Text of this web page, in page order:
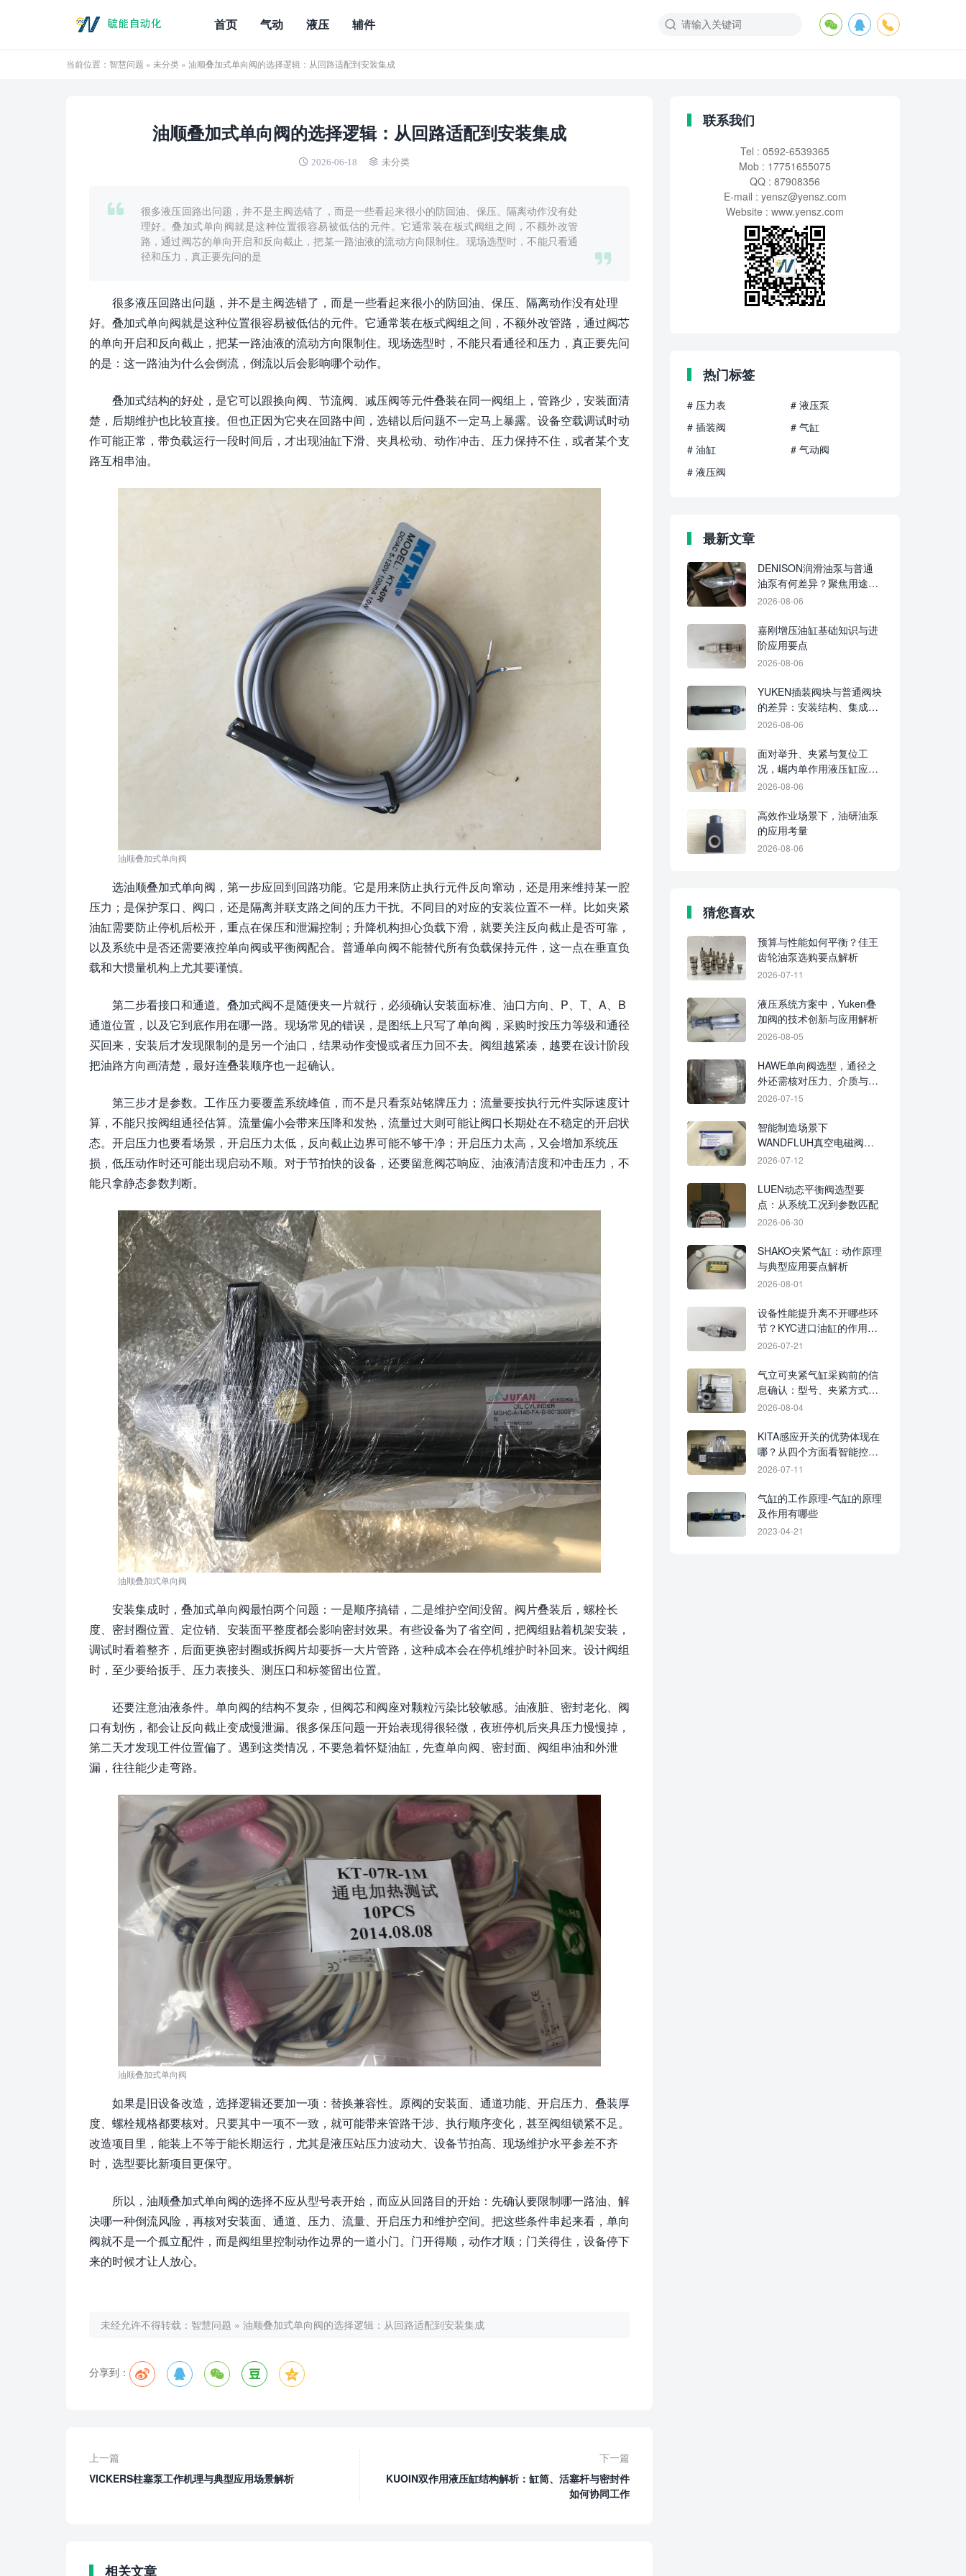
首页 气动 液压 辅件
当前位置： 智慧问题 » 未分类 » 油顺叠加式单向阀的选择逻辑：从回路适配到安装集成
油顺叠加式单向阀的选择逻辑：从回路适配到安装集成
2026-06-18 未分类
很多液压回路出问题，并不是主阀选错了，而是一些看起来很小的防回油、保压、隔离动作没有处
理好。叠加式单向阀就是这种位置很容易被低估的元件。它通常装在板式阀组之间，不额外改管
路，通过阀芯的单向开启和反向截止，把某一路油液的流动方向限制住。现场选型时，不能只看通
径和压力，真正要先问的是
很多液压回路出问题，并不是主阀选错了，而是一些看起来很小的防回油、保压、隔离动作没有处理
好。叠加式单向阀就是这种位置很容易被低估的元件。它通常装在板式阀组之间，不额外改管路，通过阀芯
的单向开启和反向截止，把某一路油液的流动方向限制住。现场选型时，不能只看通径和压力，真正要先问
的是：这一路油为什么会倒流，倒流以后会影响哪个动作。
叠加式结构的好处，是它可以跟换向阀、节流阀、减压阀等元件叠装在同一阀组上，管路少，安装面清
楚，后期维护也比较直接。但也正因为它夹在回路中间，选错以后问题不一定马上暴露。设备空载调试时动
作可能正常，带负载运行一段时间后，才出现油缸下滑、夹具松动、动作冲击、压力保持不住，或者某个支
路互相串油。
油顺叠加式单向阀
选油顺叠加式单向阀，第一步应回到回路功能。它是用来防止执行元件反向窜动，还是用来维持某一腔
压力；是保护泵口、阀口，还是隔离并联支路之间的压力干扰。不同目的对应的安装位置不一样。比如夹紧
油缸需要防止停机后松开，重点在保压和泄漏控制；升降机构担心负载下滑，就要关注反向截止是否可靠，
以及系统中是否还需要液控单向阀或平衡阀配合。普通单向阀不能替代所有负载保持元件，这一点在垂直负
载和大惯量机构上尤其要谨慎。
第二步看接口和通道。叠加式阀不是随便夹一片就行，必须确认安装面标准、油口方向、P、T、A、B
通道位置，以及它到底作用在哪一路。现场常见的错误，是图纸上只写了单向阀，采购时按压力等级和通径
买回来，安装后才发现限制的是另一个油口，结果动作变慢或者压力回不去。阀组越紧凑，越要在设计阶段
把油路方向画清楚，最好连叠装顺序也一起确认。
第三步才是参数。工作压力要覆盖系统峰值，而不是只看泵站铭牌压力；流量要按执行元件实际速度计
算，不能只按阀组通径估算。流量偏小会带来压降和发热，流量过大则可能让阀口长期处在不稳定的开启状
态。开启压力也要看场景，开启压力太低，反向截止边界可能不够干净；开启压力太高，又会增加系统压
损，低压动作时还可能出现启动不顺。对于节拍快的设备，还要留意阀芯响应、油液清洁度和冲击压力，不
能只拿静态参数判断。
油顺叠加式单向阀
安装集成时，叠加式单向阀最怕两个问题：一是顺序搞错，二是维护空间没留。阀片叠装后，螺栓长
度、密封圈位置、定位销、安装面平整度都会影响密封效果。有些设备为了省空间，把阀组贴着机架安装，
调试时看着整齐，后面更换密封圈或拆阀片却要拆一大片管路，这种成本会在停机维护时补回来。设计阀组
时，至少要给扳手、压力表接头、测压口和标签留出位置。
还要注意油液条件。单向阀的结构不复杂，但阀芯和阀座对颗粒污染比较敏感。油液脏、密封老化、阀
口有划伤，都会让反向截止变成慢泄漏。很多保压问题一开始表现得很轻微，夜班停机后夹具压力慢慢掉，
第二天才发现工件位置偏了。遇到这类情况，不要急着怀疑油缸，先查单向阀、密封面、阀组串油和外泄
漏，往往能少走弯路。
油顺叠加式单向阀
如果是旧设备改造，选择逻辑还要加一项：替换兼容性。原阀的安装面、通道功能、开启压力、叠装厚
度、螺栓规格都要核对。只要其中一项不一致，就可能带来管路干涉、执行顺序变化，甚至阀组锁紧不足。
改造项目里，能装上不等于能长期运行，尤其是液压站压力波动大、设备节拍高、现场维护水平参差不齐
时，选型要比新项目更保守。
所以，油顺叠加式单向阀的选择不应从型号表开始，而应从回路目的开始：先确认要限制哪一路油、解
决哪一种倒流风险，再核对安装面、通道、压力、流量、开启压力和维护空间。把这些条件串起来看，单向
阀就不是一个孤立配件，而是阀组里控制动作边界的一道小门。门开得顺，动作才顺；门关得住，设备停下
来的时候才让人放心。
未经允许不得转载： 智慧问题 » 油顺叠加式单向阀的选择逻辑：从回路适配到安装集成
分享到：
上一篇
VICKERS柱塞泵工作机理与典型应用场景解析
下一篇
KUOIN双作用液压缸结构解析：缸筒、活塞杆与密封件
如何协同工作
相关文章
联系我们
Tel : 0592-6539365
Mob : 17751655075
QQ : 87908356
E-mail : yensz@yensz.com
Website : www.yensz.com
热门标签
# 压力表
# 液压泵
# 插装阀
# 气缸
# 油缸
# 气动阀
# 液压阀
最新文章
DENISON润滑油泵与普通
油泵有何差异？聚焦用途、
介质与供油方式
2026-08-06
嘉刚增压油缸基础知识与进
阶应用要点
2026-08-06
YUKEN插装阀块与普通阀块
的差异：安装结构、集成水
平及维护要点
2026-08-06
面对举升、夹紧与复位工
况，崛内单作用液压缸应分
别判断适配性
2026-08-06
高效作业场景下，油研油泵
的应用考量
2026-08-06
猜您喜欢
预算与性能如何平衡？佳王
齿轮油泵选购要点解析
2026-07-11
液压系统方案中，Yuken叠
加阀的技术创新与应用解析
2026-08-05
HAWE单向阀选型，通径之
外还需核对压力、介质与安
装方向
2026-07-15
智能制造场景下
WANDFLUH真空电磁阀的
技术革新方向
2026-07-12
LUEN动态平衡阀选型要
点：从系统工况到参数匹配
2026-06-30
SHAKO夹紧气缸：动作原理
与典型应用要点解析
2026-08-01
设备性能提升离不开哪些环
节？KYC进口油缸的作用解
析
2026-07-21
气立可夹紧气缸采购前的信
息确认：型号、夹紧方式、
行程与现场工况
2026-08-04
KITA感应开关的优势体现在
哪？从四个方面看智能控制
价值
2026-07-11
气缸的工作原理-气缸的原理
及作用有哪些
2023-04-21